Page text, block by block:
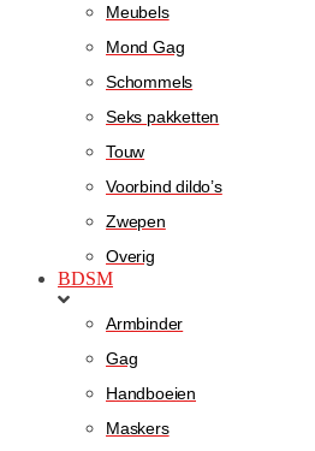
Meubels
Mond Gag
Schommels
Seks pakketten
Touw
Voorbind dildo’s
Zwepen
Overig
BDSM
Armbinder
Gag
Handboeien
Maskers